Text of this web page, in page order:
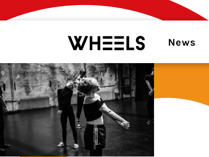
News